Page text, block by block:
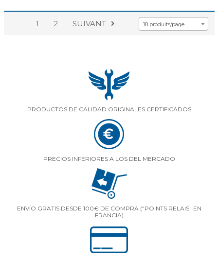
1 2 SUIVANT 18 produits/page
PRODUCTOS DE CALIDAD ORIGINALES CERTIFICADOS
PRECIOS INFERIORES A LOS DEL MERCADO
ENVÍO GRATIS DESDE 100€ DE COMPRA ("POINTS RELAIS" EN
FRANCIA)